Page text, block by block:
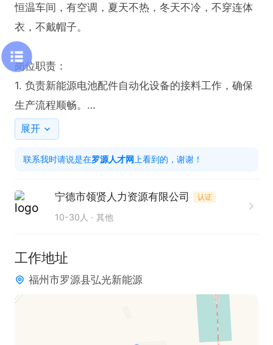
恒温车间，有空调，夏天不热，冬天不冷，不穿连体
衣，不戴帽子。
岗位职责：
1. 负责新能源电池配件自动化设备的接料工作，确保
生产流程顺畅。
2. 专注机台上下料操作，保障物料供应与产品产出的
高效衔接。
3. 完成相关手工活任务，保证工作质量与效率。
1. 具备良好的责任心与专注力，能够稳定执行接料及
上下料工作。
务。
展开
联系我时请说是在罗源人才网 上看到的，谢谢！
宁德市领贤人力资源有限公司 认证
10-30人 其他
工作地址
福州市罗源县弘光新能源